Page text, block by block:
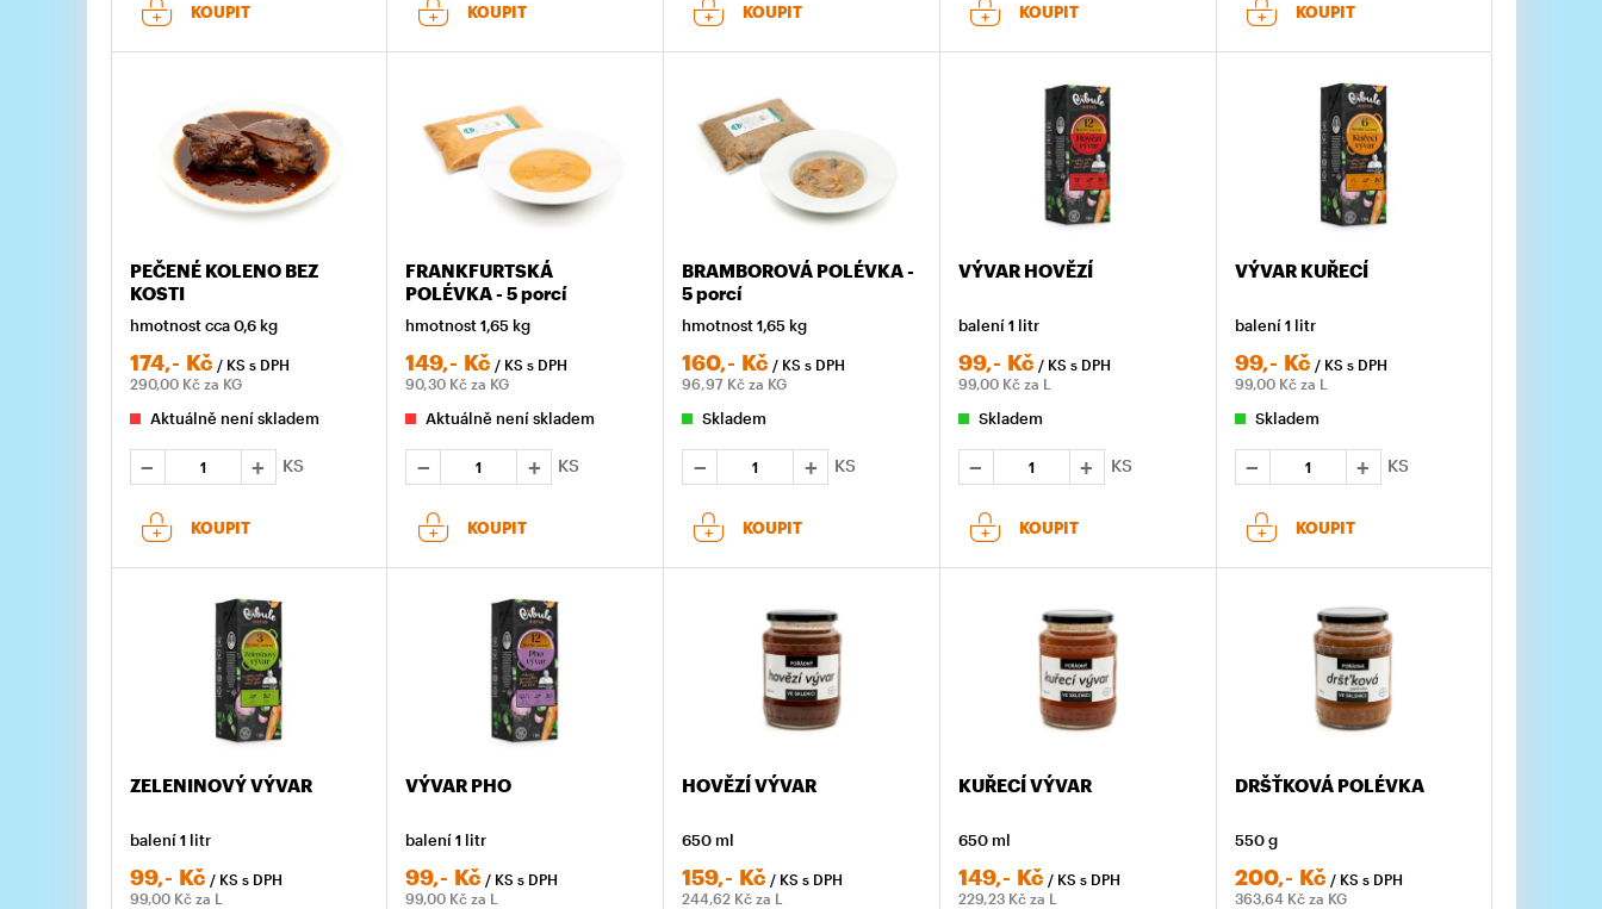
KOUPIT KOUPIT KOUPIT KOUPIT KOUPIT
PEČENÉ KOLENO BEZ
KOSTI
hmotnost cca 0,6 kg
174,- Kč / KS s DPH
290,00Kč za KG
Aktuálně není skladem
KS
KOUPIT
FRANKFURTSKÁ
POLÉVKA - 5 porcí
hmotnost 1,65 kg
149,- Kč / KSs DPH
90,30 Kč za KG
Aktuálně není skladem
KS
KOUPIT
BRAMBOROVÁ POLÉVKA -
5 porcí
hmotnost 1,65 kg
160,- Kč / KSs DPH
96,97 Kč za KG
Skladem
KS
KOUPIT
VÝVAR HOVĚZÍ
balení 1 litr
99,- Kč / KS s DPH
99,00Kč za L
Skladem
KS
KOUPIT
VÝVAR KUŘECÍ
balení 1 litr
99,- Kč / KS s DPH
99,00Kč za L
Skladem
KS
KOUPIT
ZELENINOVÝ VÝVAR
balení 1 litr
99,- Kč / KS s DPH
99,00Kč za L
VÝVAR PHO
balení 1 litr
99,- Kč / KSs DPH
99,00 Kč za L
HOVĚZÍ VÝVAR
650 ml
159,- Kč / KSs DPH
244,62 Kč za L
KUŘECÍ VÝVAR
650 ml
149,- Kč / KS s DPH
229,23Kč za L
DRŠŤKOVÁ POLÉVKA
550 g
200,- Kč / KS s DPH
363,64Kč za KG